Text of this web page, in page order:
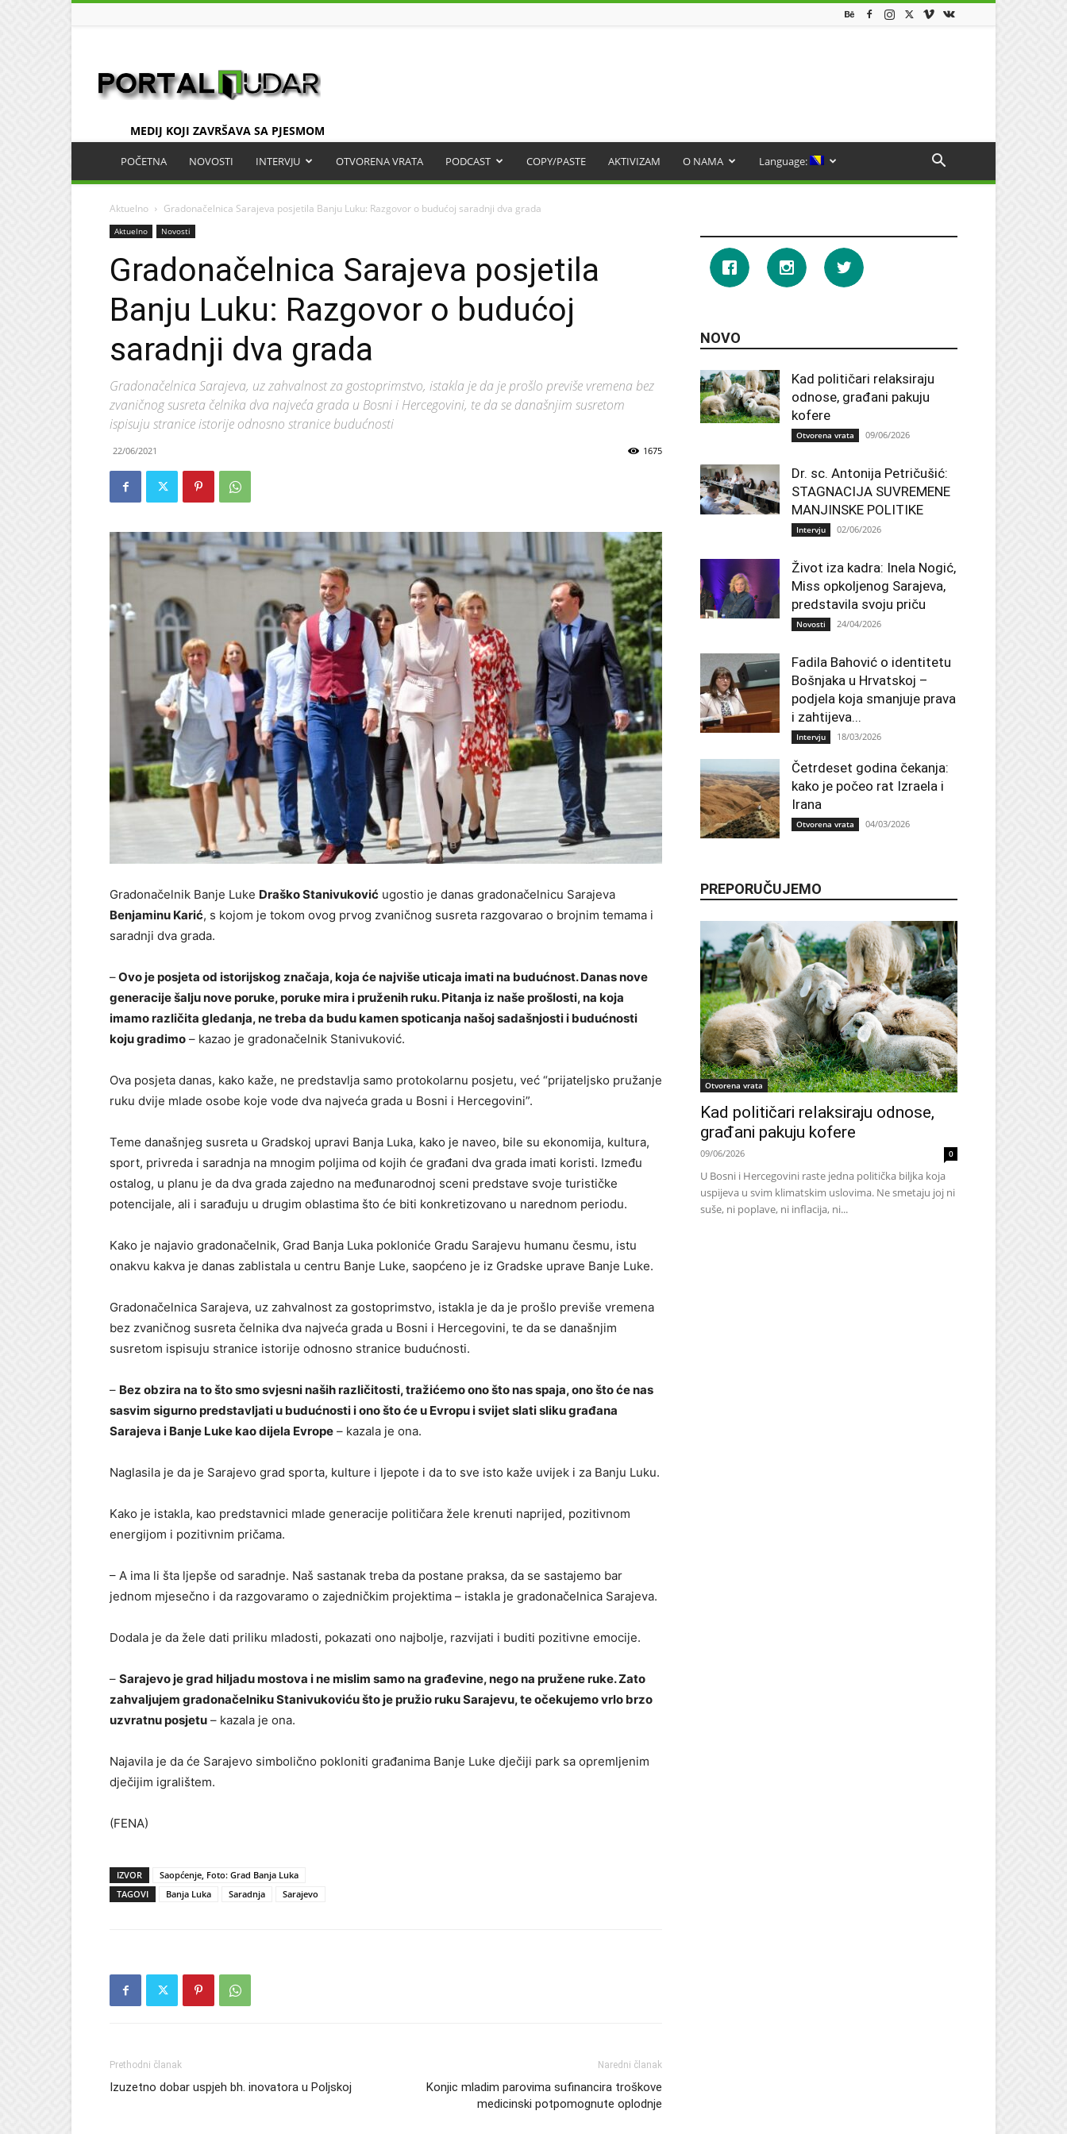
MEDIJ KOJI ZAVRŠAVA SA PJESMOM
POČETNA NOVOSTI INTERVJU OTVORENA VRATA PODCAST COPY/PASTE AKTIVIZAM O NAMA Language:
Aktuelno Gradonačelnica Sarajeva posjetila Banju Luku: Razgovor o budućoj saradnji dva grada
Aktuelno Novosti
Gradonačelnica Sarajeva posjetila
Banju Luku: Razgovor o budućoj
saradnji dva grada
Gradonačelnica Sarajeva, uz zahvalnost za gostoprimstvo, istakla je da je prošlo previše vremena bez
zvaničnog susreta čelnika dva najveća grada u Bosni i Hercegovini, te da se današnjim susretom
ispisuju stranice istorije odnosno stranice budućnosti
22/06/2021 1675
Gradonačelnik Banje Luke Draško Stanivuković ugostio je danas gradonačelnicu Sarajeva
Benjaminu Karić, s kojom je tokom ovog prvog zvaničnog susreta razgovarao o brojnim temama i
saradnji dva grada.
–Ovo je posjeta od istorijskog značaja, koja će najviše uticaja imati na budućnost. Danas nove
generacije šalju nove poruke, poruke mira i pruženih ruku. Pitanja iz naše prošlosti, na koja
imamo različita gledanja, ne treba da budu kamen spoticanja našoj sadašnjosti i budućnosti
koju gradimo – kazao je gradonačelnik Stanivuković.
Ova posjeta danas, kako kaže, ne predstavlja samo protokolarnu posjetu, već “prijateljsko pružanje
ruku dvije mlade osobe koje vode dva najveća grada u Bosni i Hercegovini”.
Teme današnjeg susreta u Gradskoj upravi Banja Luka, kako je naveo, bile su ekonomija, kultura,
sport, privreda i saradnja na mnogim poljima od kojih će građani dva grada imati koristi. Između
ostalog, u planu je da dva grada zajedno na međunarodnoj sceni predstave svoje turističke
potencijale, ali i sarađuju u drugim oblastima što će biti konkretizovano u narednom periodu.
Kako je najavio gradonačelnik, Grad Banja Luka pokloniće Gradu Sarajevu humanu česmu, istu
onakvu kakva je danas zablistala u centru Banje Luke, saopćeno je iz Gradske uprave Banje Luke.
Gradonačelnica Sarajeva, uz zahvalnost za gostoprimstvo, istakla je da je prošlo previše vremena
bez zvaničnog susreta čelnika dva najveća grada u Bosni i Hercegovini, te da se današnjim
susretom ispisuju stranice istorije odnosno stranice budućnosti.
– Bez obzira na to što smo svjesni naših različitosti, tražićemo ono što nas spaja, ono što će nas
sasvim sigurno predstavljati u budućnosti i ono što će u Evropu i svijet slati sliku građana
Sarajeva i Banje Luke kao dijela Evrope – kazala je ona.
Naglasila je da je Sarajevo grad sporta, kulture i ljepote i da to sve isto kaže uvijek i za Banju Luku.
Kako je istakla, kao predstavnici mlade generacije političara žele krenuti naprijed, pozitivnom
energijom i pozitivnim pričama.
– A ima li šta ljepše od saradnje. Naš sastanak treba da postane praksa, da se sastajemo bar
jednom mjesečno i da razgovaramo o zajedničkim projektima – istakla je gradonačelnica Sarajeva.
Dodala je da žele dati priliku mladosti, pokazati ono najbolje, razvijati i buditi pozitivne emocije.
– Sarajevo je grad hiljadu mostova i ne mislim samo na građevine, nego na pružene ruke. Zato
zahvaljujem gradonačelniku Stanivukoviću što je pružio ruku Sarajevu, te očekujemo vrlo brzo
uzvratnu posjetu – kazala je ona.
Najavila je da će Sarajevo simbolično pokloniti građanima Banje Luke dječiji park sa opremljenim
dječijim igralištem.
(FENA)
IZVOR
Saopćenje, Foto: Grad Banja Luka
TAGOVI
Banja Luka Saradnja Sarajevo
Prethodni članak
Izuzetno dobar uspjeh bh. inovatora u Poljskoj
Naredni članak
Konjic mladim parovima sufinancira troškove
medicinski potpomognute oplodnje
NOVO
Kad političari relaksiraju
odnose, građani pakuju
kofere
Otvorena vrata 09/06/2026
Dr. sc. Antonija Petričušić:
STAGNACIJA SUVREMENE
MANJINSKE POLITIKE
Intervju 02/06/2026
Život iza kadra: Inela Nogić,
Miss opkoljenog Sarajeva,
predstavila svoju priču
Novosti 24/04/2026
Fadila Bahović o identitetu
Bošnjaka u Hrvatskoj –
podjela koja smanjuje prava
i zahtijeva...
Intervju 18/03/2026
Četrdeset godina čekanja:
kako je počeo rat Izraela i
Irana
Otvorena vrata 04/03/2026
PREPORUČUJEMO
Otvorena vrata
Kad političari relaksiraju odnose,
građani pakuju kofere
09/06/2026 0
U Bosni i Hercegovini raste jedna politička biljka koja
uspijeva u svim klimatskim uslovima. Ne smetaju joj ni
suše, ni poplave, ni inflacija, ni...